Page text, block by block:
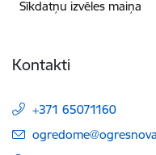
Sīkdatņu izvēles maiņa
Kontakti
+371 65071160
E-pasts: